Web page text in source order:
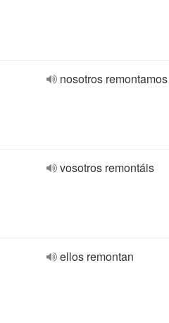
nosotros remontamos
vosotros remontáis
ellos remontan